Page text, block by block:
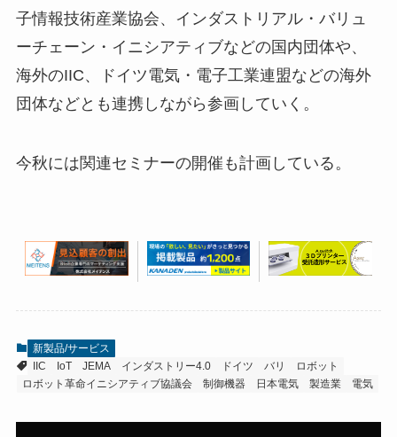
子情報技術産業協会、インダストリアル・バリュ
ーチェーン・イニシアティブなどの国内団体や、
海外のIIC、ドイツ電気・電子工業連盟などの海外
団体などとも連携しながら参画していく。
今秋には関連セミナーの開催も計画している。
新製品/サービス
IIC
IoT JEMA インダストリー4.0 ドイツ バリ
ロボット
ロボット革命イニシアティブ協議会
制御機器 日本電気 製造業 電気